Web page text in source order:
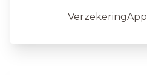
VerzekeringApp